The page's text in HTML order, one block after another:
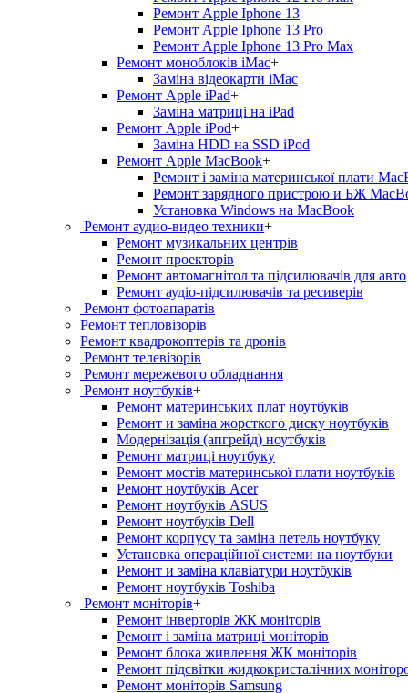
Ремонт Apple Iphone 13
Ремонт Apple Iphone 13 Pro
Ремонт Apple Iphone 13 Pro Max
Ремонт моноблоків iMac+
Заміна відеокарти iMac
Ремонт Apple iPad+
Заміна матриці на iPad
Ремонт Apple iPod+
Заміна HDD на SSD iPod
Ремонт Apple MacBook+
Ремонт і заміна материнської плати
Ремонт зарядного пристрою и БЖ
Установка Windows на MacBook
Ремонт аудио-видео техники+
Ремонт музикальних центрів
Ремонт проекторів
Ремонт автомагнітол та підсилювачів для авто
Ремонт аудіо-підсилювачів та ресиверів
Ремонт фотоапаратів
Ремонт тепловізорів
Ремонт квадрокоптерів та дронів
Ремонт телевізорів
Ремонт мережевого обладнання
Ремонт ноутбуків+
Ремонт материнських плат ноутбуків
Ремонт и заміна жорсткого диску ноутбуків
Модернізація (апгрейд) ноутбуків
Ремонт матриці ноутбуку
Ремонт мостів материнської плати ноутбуків
Ремонт ноутбуків Acer
Ремонт ноутбуків ASUS
Ремонт ноутбуків Dell
Ремонт корпусу та заміна петель ноутбуку
Установка операційної системи на ноутбуки
Ремонт и заміна клавіатури ноутбуків
Ремонт ноутбуків Toshiba
Ремонт моніторів+
Ремонт інверторів ЖК моніторів
Ремонт і заміна матриці моніторів
Ремонт блока живлення ЖК моніторів
Ремонт підсвітки жидкокристалічних
Ремонт моніторів Samsung